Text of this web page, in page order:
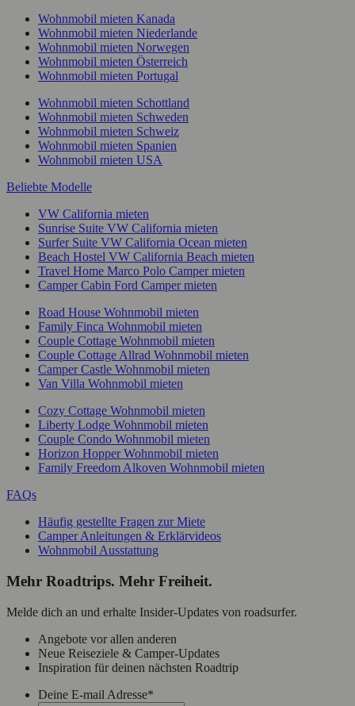
Wohnmobil mieten Kanada
Wohnmobil mieten Niederlande
Wohnmobil mieten Norwegen
Wohnmobil mieten Österreich
Wohnmobil mieten Portugal
Wohnmobil mieten Schottland
Wohnmobil mieten Schweden
Wohnmobil mieten Schweiz
Wohnmobil mieten Spanien
Wohnmobil mieten USA
Beliebte Modelle
VW California mieten
Sunrise Suite VW California mieten
Surfer Suite VW California Ocean mieten
Beach Hostel VW California Beach mieten
Travel Home Marco Polo Camper mieten
Camper Cabin Ford Camper mieten
Road House Wohnmobil mieten
Family Finca Wohnmobil mieten
Couple Cottage Wohnmobil mieten
Couple Cottage Allrad Wohnmobil mieten
Camper Castle Wohnmobil mieten
Van Villa Wohnmobil mieten
Cozy Cottage Wohnmobil mieten
Liberty Lodge Wohnmobil mieten
Couple Condo Wohnmobil mieten
Horizon Hopper Wohnmobil mieten
Family Freedom Alkoven Wohnmobil mieten
FAQs
Häufig gestellte Fragen zur Miete
Camper Anleitungen & Erklärvideos
Wohnmobil Ausstattung
Mehr Roadtrips. Mehr Freiheit.
Melde dich an und erhalte Insider-Updates von roadsurfer.
Angebote vor allen anderen
Neue Reiseziele & Camper-Updates
Inspiration für deinen nächsten Roadtrip
Deine E-mail Adresse*